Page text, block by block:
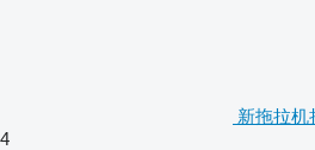
新拖拉机
4